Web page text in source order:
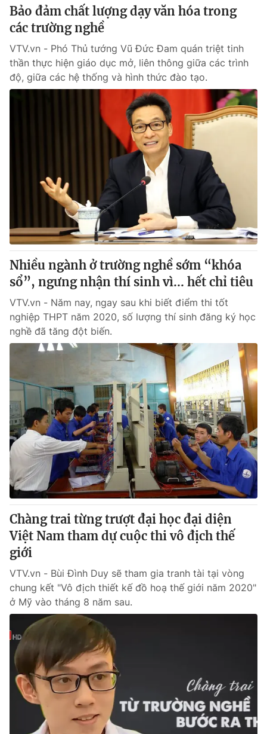
Bảo đảm chất lượng dạy văn hóa trong
các trường nghề
VTV.vn - Phó Thủ tướng Vũ Đức Đam quán triệt tinh
thần thực hiện giáo dục mở, liên thông giữa các trình
độ, giữa các hệ thống và hình thức đào tạo.
Nhiều ngành ở trường nghề sớm “khóa
sổ”, ngưng nhận thí sinh vì... hết chỉ tiêu
VTV.vn - Năm nay, ngay sau khi biết điểm thi tốt
nghiệp THPT năm 2020, số lượng thí sinh đăng ký học
nghề đã tăng đột biến.
Chàng trai từng trượt đại học đại diện
Việt Nam tham dự cuộc thi vô địch thế
giới
VTV.vn - Bùi Đình Duy sẽ tham gia tranh tài tại vòng
chung kết "Vô địch thiết kế đồ hoạ thế giới năm 2020"
ở Mỹ vào tháng 8 năm sau.